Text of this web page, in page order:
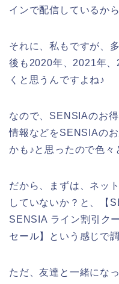
インで配信しているから
それに、私もですが、
後も2020年、2021年
くと思うんですよね♪
なので、SENSIAのお
情報などをSENSIAの
かも♪と思ったので色々
だから、まずは、ネッ
していないか？と、【
SENSIA ライン割引ク
セール】という感じで
ただ、友達と一緒にな